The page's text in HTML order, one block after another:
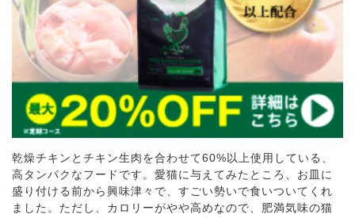
乾燥チキンとチキン生肉を合わせて60%以上使用している、
高タンパクなフードです。愛猫に与えてみたところ、お皿に
盛り付ける前から興味津々で、すごい勢いで食いついてくれ
ました。ただし、カロリーがやや高めなので、肥満気味の猫